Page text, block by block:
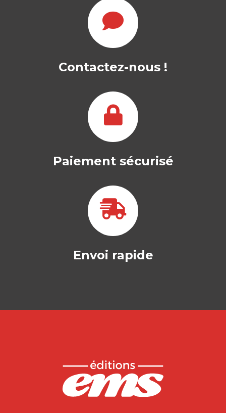
Contactez-nous !
Paiement sécurisé
Envoi rapide